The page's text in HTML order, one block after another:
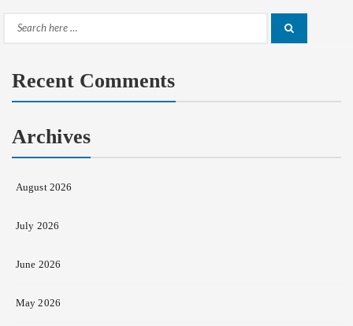
Search
Recent Comments
Archives
August 2026
July 2026
June 2026
May 2026